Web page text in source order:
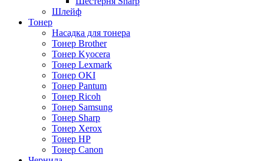
Шлейф
Тонер
Насадка для тонера
Тонер Brother
Тонер Kyocera
Тонер Lexmark
Тонер OKI
Тонер Pantum
Тонер Ricoh
Тонер Samsung
Тонер Sharp
Тонер Xerox
Тонер НР
Тонер Саnon